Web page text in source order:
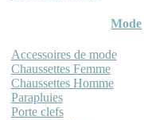
Mode
Accessoires de mode
Chaussettes Femme
Chaussettes Homme
Parapluies
Porte clefs